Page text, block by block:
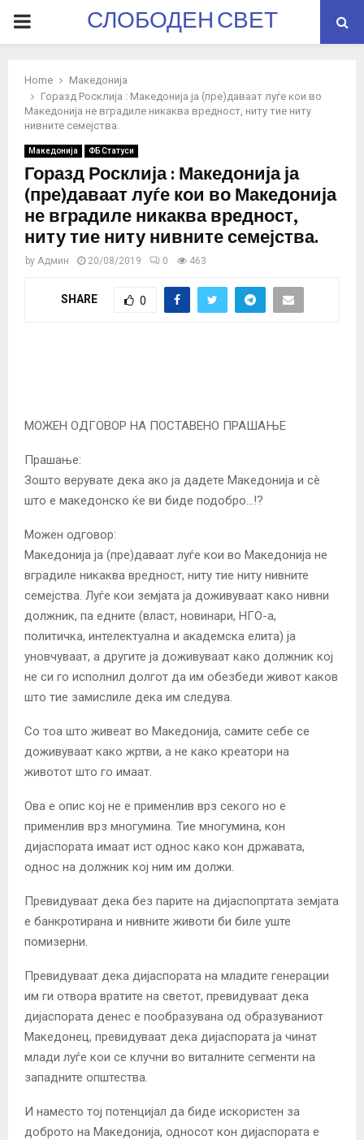
PRIMARYСЛОБОДЕН СВЕТ
Home
Македонија
Горазд Росклија : Македонија ја (пре)даваат луѓе кои во
Македонија не вградиле никаква вредност, ниту тие ниту
нивните семејства.
Македонија ФБ Статуси
Горазд Росклија : Македонија ја
(пре)даваат луѓе кои во Македонија
не вградиле никаква вредност,
ниту тие ниту нивните семејства.
by Админ 20/08/2019 0 463
SHARE 0
МОЖЕН ОДГОВОР НА ПОСТАВЕНО ПРАШАЊЕ
Прашање:
Зошто верувате дека ако ја дадете Македонија и сè
што е македонско ќе ви биде подобро…!?
Можен одговор:
Македонија ја (пре)даваат луѓе кои во Македонија не
вградиле никаква вредност, ниту тие ниту нивните
семејства. Луѓе кои земјата ја доживуваат како нивни
должник, па едните (власт, новинари, НГО-а,
политичка, интелектуална и академска елита) ја
уновчуваат, а другите ја доживуваат како должник кој
не си го исполнил долгот да им обезбеди живот каков
што тие замислиле дека им следува.
Со тоа што живеат во Македонија, самите себе се
доживуваат како жртви, а не како креатори на
животот што го имаат.
Ова е опис кој не е применлив врз секого но е
применлив врз многумина. Тие многумина, кон
дијаспората имаат ист однос како кон државата,
однос на должник кој ним им должи.
Превидуваат дека без парите на дијаспопртата земјата
е банкротирана и нивните животи би биле уште
помизерни.
Превидуваат дека дијаспората на младите генерации
им ги отвора вратите на светот, превидуваат дека
дијаспората денес е пообразувана од образуваниот
Македонец, превидуваат дека дијаспората ја чинат
млади луѓе кои се клучни во виталните сегменти на
западните општества.
И наместо тој потенцијал да биде искористен за
доброто на Македонија, односот кон дијаспората е